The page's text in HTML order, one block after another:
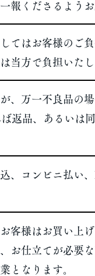
報くださるようお
てはお客様のご
当方で負担いたし
、万一不良品の
返品、あるいは
、コンビニ払い
客様はお買い上
お仕立てが必要
となります。